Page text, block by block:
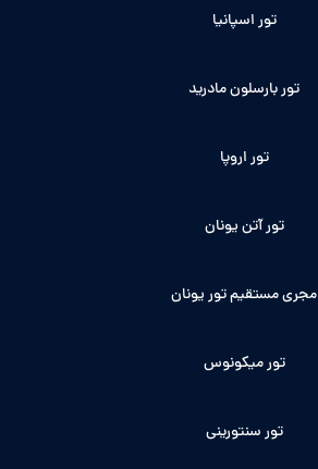
تور اسپانیا
تور بارسلون مادرید
تور اروپا
تور آتن یونان
مجری مستقیم تور یونان
تور میکونوس
تور سنتورینی